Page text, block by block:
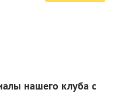
нашего клуба с